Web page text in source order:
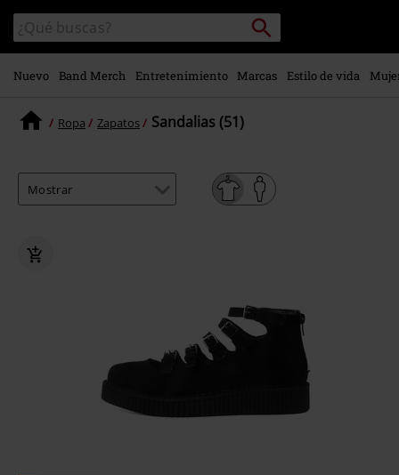
contenido
principal
Buscar
en
el
catálogo
Buscar
Nuevo Band Merch Entretenimiento Marcas Estilo de vida
Ropa Zapatos Sandalias (51)